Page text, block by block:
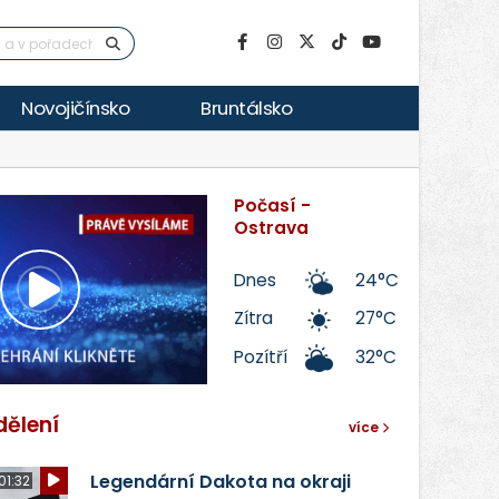
Novojičínsko Bruntálsko
Přehrát
video
Počasí -
Ostrava
Dnes
24°C
Zítra
27°C
Pozítří
32°C
více
Legendární Dakota na okraji